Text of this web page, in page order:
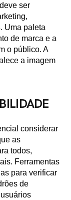
ser
Uma paleta
de marca e a
o público. A
a imagem
considerar
as
todos,
Ferramentas
para verificar
de